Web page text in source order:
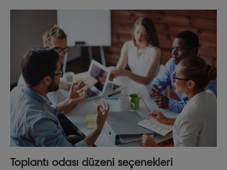
Toplantı odası düzeni seçenekleri